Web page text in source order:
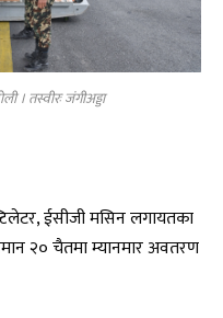
। तस्वीरः जंगीअड्डा
ईसीजी मसिन लगायतका
२० चैतमा म्यानमार अवतरण